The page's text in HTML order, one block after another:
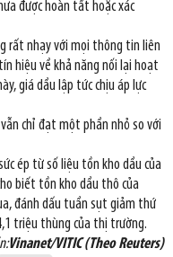
được hoàn tất hoặc xác
rất nhạy với mọi thông tin liên
hiệu về khả năng nối lại hoạt
giá dầu lập tức chịu áp lực
chỉ đạt một phần nhỏ so với
ép từ số liệu tồn kho dầu của
biết tồn kho dầu thô của
đánh dấu tuần sụt giảm thứ
triệu thùng của thị trường.
Vinanet/VITIC (Theo Reuters)